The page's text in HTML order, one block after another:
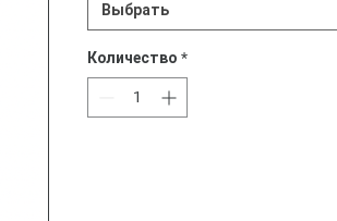
Выбрать
Количество *